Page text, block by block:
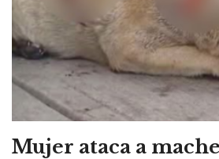
Mujer ataca a